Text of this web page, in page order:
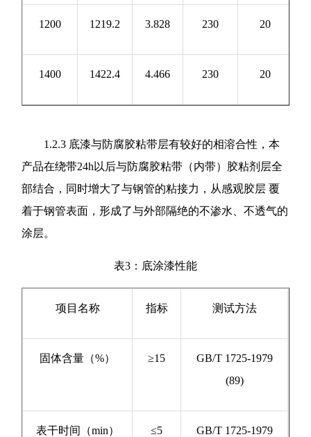
1200 1219.2 3.828 230 20
1400 1422.4 4.466 230 20
1.2.3 底漆与防腐胶粘带层有较好的相溶合性，本
产品在绕带24h以后与防腐胶粘带（内带）胶粘剂层全
部结合，同时增大了与钢管的粘接力，从感观胶层 覆
着于钢管表面，形成了与外部隔绝的不渗水、不透气的
涂层。
表3：底涂漆性能
项目名称 指标 测试方法
固体含量（%） ≥15
GB/T 1725-1979
(89)
表干时间（min） ≤5
GB/T 1725-1979